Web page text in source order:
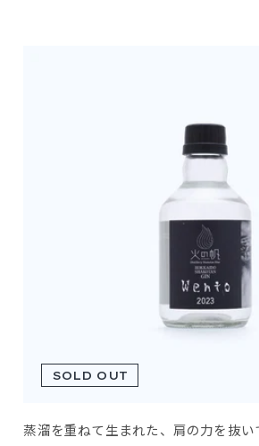
SOLD OUT
蒸溜を重ねて生まれた、肩の力を抜い